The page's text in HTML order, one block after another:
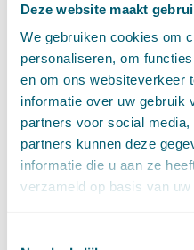
Deze website maakt
We gebruiken cookies om
personaliseren, om
en om ons websiteverkeer
informatie over uw gebruik
partners voor social
partners kunnen deze
informatie die u aan ze
verzameld op basis van
Aanbestedingsrecht(15)
Aansprakelijkheid en
Arbeidsrecht(252)
Bestuursrecht(1)
Bijzondere
Caribisch recht (Aruba,
(71)
Erfrecht(47)
Europees recht(91)
Financieel recht(58)
Goederenrecht(96)
Grondrechten en
Hoge Raad Algemeen
Intellectuele-